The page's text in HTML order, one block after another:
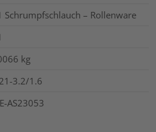
Schrumpfschlauch – Rollenware
kg
3.2/1.6
AS23053